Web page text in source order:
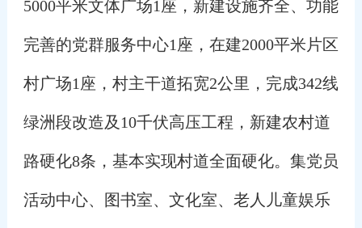
5000平米文体广场1座，新建设施齐全、功能
完善的党群服务中心1座，在建2000平米片区
村广场1座，村主干道拓宽2公里，完成342线
绿洲段改造及10千伏高压工程，新建农村道
路硬化8条，基本实现村道全面硬化。 集党员
活动中心、图书室、文化室、老人儿童娱乐